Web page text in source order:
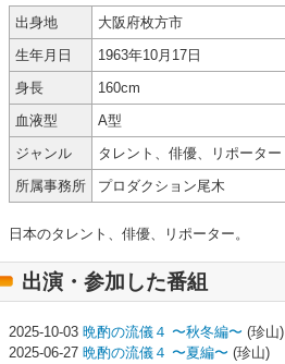
出身地
大阪府枚方市
生年月日
1963年10月17日
身長
160cm
血液型
A型
ジャンル
タレント、俳優、リポーター
所属事務所
プロダクション尾木
日本のタレント、俳優、リポーター。
出演・参加した番組
2025-10-03 晩酌の流儀４ 〜秋冬編〜 (珍山)
2025-06-27 晩酌の流儀４ 〜夏編〜 (珍山)